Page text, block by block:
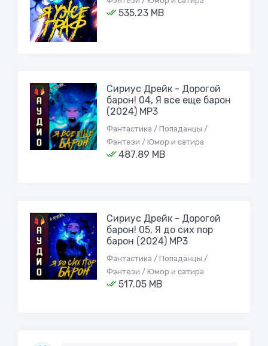
535.23 MB
Сириус Дрейк - Дорогой
барон! 04, Я все еще барон
(2024) МР3
Фантастика / Попаданцы /
Фэнтези / Юмор и сатира
487.89 MB
Сириус Дрейк - Дорогой
барон! 05, Я до сих пор
барон (2024) МР3
Фантастика / Попаданцы /
Фэнтези / Юмор и сатира
517.05 MB